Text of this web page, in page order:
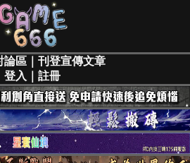
論區
刊登宣傳文章
登入
註冊